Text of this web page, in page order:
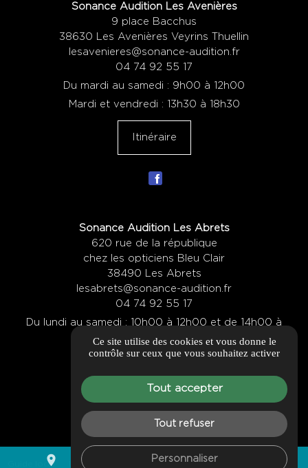
place mail
Sonance Audition Les Avenières
9 place Bacchus
38630 Les Avenières Veyrins Thuellin
lesavenieres@sonance-audition.fr
04 74 92 55 17
Du mardi au samedi : 9h00 à 12h00
Mardi et vendredi : 13h30 à 18h30
Itinéraire
Sonance Audition Les Abrets
620 rue de la république
chez les opticiens Bleu Clair
38490 Les Abrets
lesabrets@sonance-audition.fr
04 74 92 55 17
Du lundi au samedi : 10h00 à 12h00 et de 14h00 à
19h00
Itinéraire
Guide local Informations complémentaires
Ce site utilise des cookies et vous donne le
contrôle sur ceux que vous souhaitez activer
Tout accepter
Tout refuser
Personnaliser